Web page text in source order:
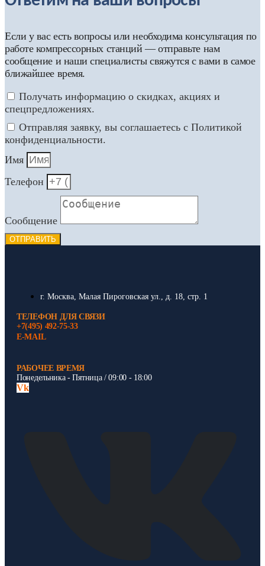
Если у вас есть вопросы или необходима консультация по
работе компрессорных станций — отправьте нам
сообщение и наши специалисты свяжутся с вами в самое
ближайшее время.
Получать информацию о скидках, акциях и
спецпредложениях.
Отправляя заявку, вы соглашаетесь с Политикой
конфиденциальности.
Имя
Телефон
Сообщение
ОТПРАВИТЬ
г. Москва, Малая Пироговская ул., д. 18, стр. 1
ТЕЛЕФОН ДЛЯ СВЯЗИ
+7(495) 492-75-33
E-MAIL
РАБОЧЕЕ ВРЕМЯ
Понедельника - Пятница / 09:00 - 18:00
Vk